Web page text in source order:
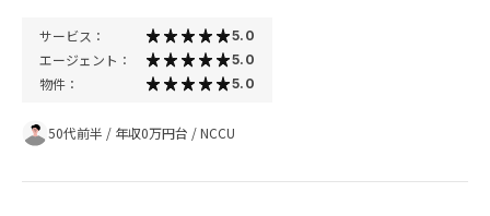
サービス： 5.0
エージェント： 5.0
物件： 5.0
50代前半 / 年収0万円台 /NCCU